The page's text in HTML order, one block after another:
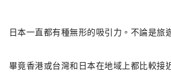
日本一直都有種無形的吸引力。不論是旅
畢竟香港或台灣和日本在地域上都比較接